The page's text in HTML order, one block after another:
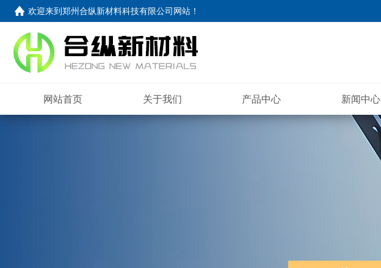
欢迎来到郑州合纵新材料科技有限公司网站 ！
网站首页 关于我们 产品中心 新闻中心